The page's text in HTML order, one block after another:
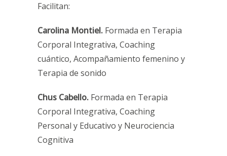
Facilitan:
Carolina Montiel. Formada en Terapia
Corporal Integrativa, Coaching
cuántico, Acompañamiento femenino y
Terapia de sonido
Chus Cabello. Formada en Terapia
Corporal Integrativa, Coaching
Personal y Educativo y Neurociencia
Cognitiva